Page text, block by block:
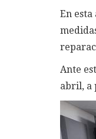
En
Ante
abril, a